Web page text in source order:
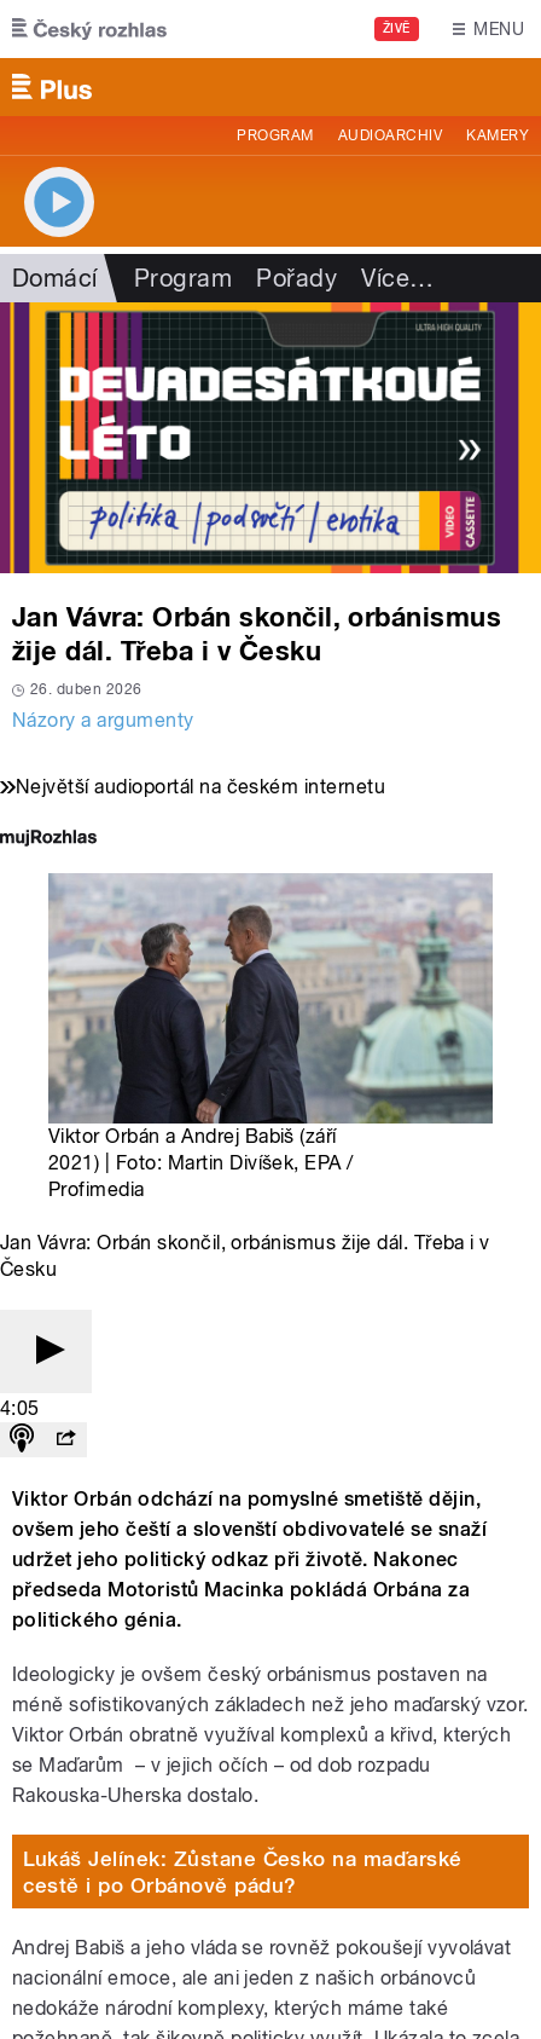
Přejít k hlavnímu obsahu
ŽIVĚ MENU
PROGRAM AUDIOARCHIV KAMERY
Domácí Program Pořady Více…
Jan Vávra: Orbán skončil, orbánismus
žije dál. Třeba i v Česku
26. duben 2026
Názory a argumenty
Největší audioportál na českém internetu
Viktor Orbán a Andrej Babiš (září
2021) | Foto: Martin Divíšek, EPA /
Profimedia
Jan Vávra: Orbán skončil, orbánismus žije dál. Třeba i v
Česku
4:05
Viktor Orbán odchází na pomyslné smetiště dějin,
ovšem jeho čeští a slovenští obdivovatelé se snaží
udržet jeho politický odkaz při životě. Nakonec
předseda Motoristů Macinka pokládá Orbána za
politického génia.
Ideologicky je ovšem český orbánismus postaven na
méně sofistikovaných základech než jeho maďarský vzor.
Viktor Orbán obratně využíval komplexů a křivd, kterých
se Maďarům – v jejich očích – od dob rozpadu
Rakouska-Uherska dostalo.
Lukáš Jelínek: Zůstane Česko na maďarské
cestě i po Orbánově pádu?
Andrej Babiš a jeho vláda se rovněž pokoušejí vyvolávat
nacionální emoce, ale ani jeden z našich orbánovců
nedokáže národní komplexy, kterých máme také